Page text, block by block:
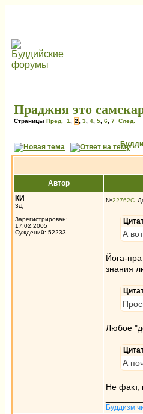
Праджня это
Страницы Пред. 1 2 3 4 5 6 7 След.
Автор
КИ
3Д
Зарегистрирован:
17.02.2005
Суждений: 52233
№22762
А
Йога-
знания
Любое
А
Не факт,
Буддизм